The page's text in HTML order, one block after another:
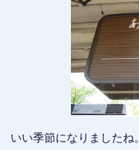
いい季節になりましたね